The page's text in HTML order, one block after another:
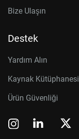
Bize Ulaşın
Destek
Yardım Alın
Kaynak Kütüphanesi
Ürün Güvenliği